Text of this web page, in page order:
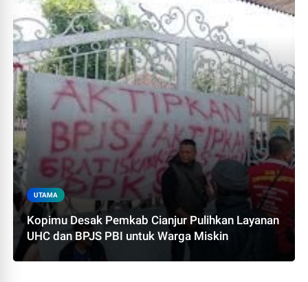
UTAMA
Kopimu Desak Pemkab Cianjur Pulihkan Layanan
UHC dan BPJS PBI untuk Warga Miskin